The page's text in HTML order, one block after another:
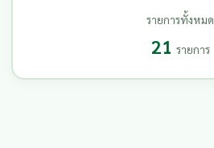
รายการทั้งหมด
21 รายการ